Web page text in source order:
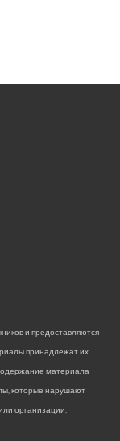
и предоставляются
принадлежат их
материала
которые нарушают
организации,